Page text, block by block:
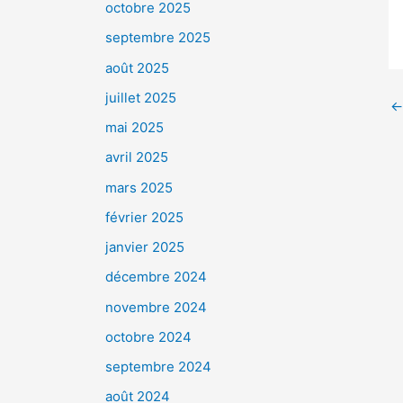
octobre 2025
septembre 2025
août 2025
juillet 2025
mai 2025
avril 2025
mars 2025
février 2025
janvier 2025
décembre 2024
novembre 2024
octobre 2024
septembre 2024
août 2024
←